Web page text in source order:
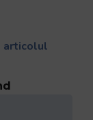
articolul